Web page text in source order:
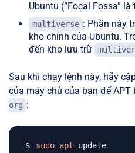
Ubuntu (“Focal Fossa”
multiverse : Phần này
kho chính của Ubuntu.
đến kho lưu trữ
Sau khi chạy lệnh này, hãy
của máy chủ của bạn để APT
org :
sudo apt